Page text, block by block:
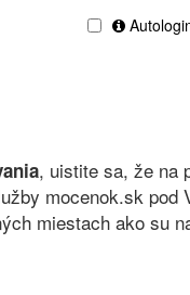
, uistite sa, že na
mocenok.sk pod
miestach ako su